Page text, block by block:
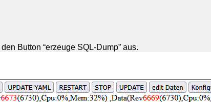
Button “erzeuge SQL-Dump” aus.